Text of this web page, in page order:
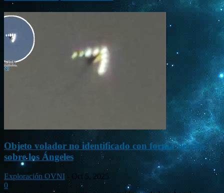
Objeto volador no identificado con forma de «V»
sobre los Ángeles
Exploración OVNI - Oct 5, 2025
0